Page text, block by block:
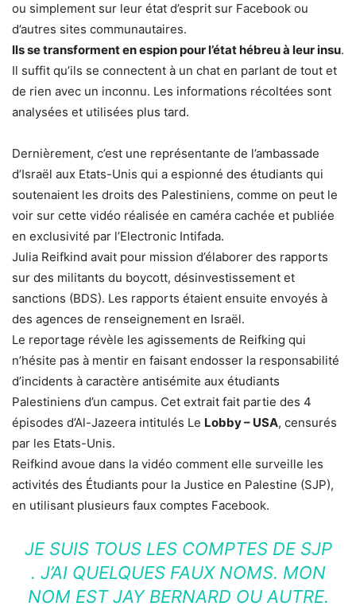
ou simplement sur leur état d’esprit sur Facebook ou
d’autres sites communautaires.
Ils se transforment en espion pour l’état hébreu à leur insu.
Il suffit qu’ils se connectent à un chat en parlant de tout et
de rien avec un inconnu. Les informations récoltées sont
analysées et utilisées plus tard.
Dernièrement, c’est une représentante de l’ambassade
d’Israël aux Etats-Unis qui a espionné des étudiants qui
soutenaient les droits des Palestiniens, comme on peut le
voir sur cette vidéo réalisée en caméra cachée et publiée
en exclusivité par l’Electronic Intifada.
Julia Reifkind avait pour mission d’élaborer des rapports
sur des militants du boycott, désinvestissement et
sanctions (BDS). Les rapports étaient ensuite envoyés à
des agences de renseignement en Israël.
Le reportage révèle les agissements de Reifking qui
n’hésite pas à mentir en faisant endosser la responsabilité
d’incidents à caractère antisémite aux étudiants
Palestiniens d’un campus. Cet extrait fait partie des 4
épisodes d’Al-Jazeera intitulés Le Lobby – USA, censurés
par les Etats-Unis.
Reifkind avoue dans la vidéo comment elle surveille les
activités des Étudiants pour la Justice en Palestine (SJP),
en utilisant plusieurs faux comptes Facebook.
JE SUIS TOUS LES COMPTES DE SJP
. J’AI QUELQUES FAUX NOMS. MON
NOM EST JAY BERNARD OU AUTRE.